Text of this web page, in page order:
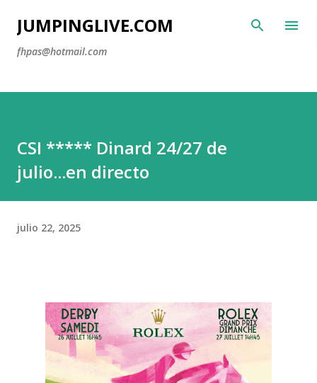
Ir al contenido principal
JUMPINGLIVE.COM
fhpas@hotmail.com
CSI ***** Dinard 24/27 de
julio...en directo
julio 22, 2025